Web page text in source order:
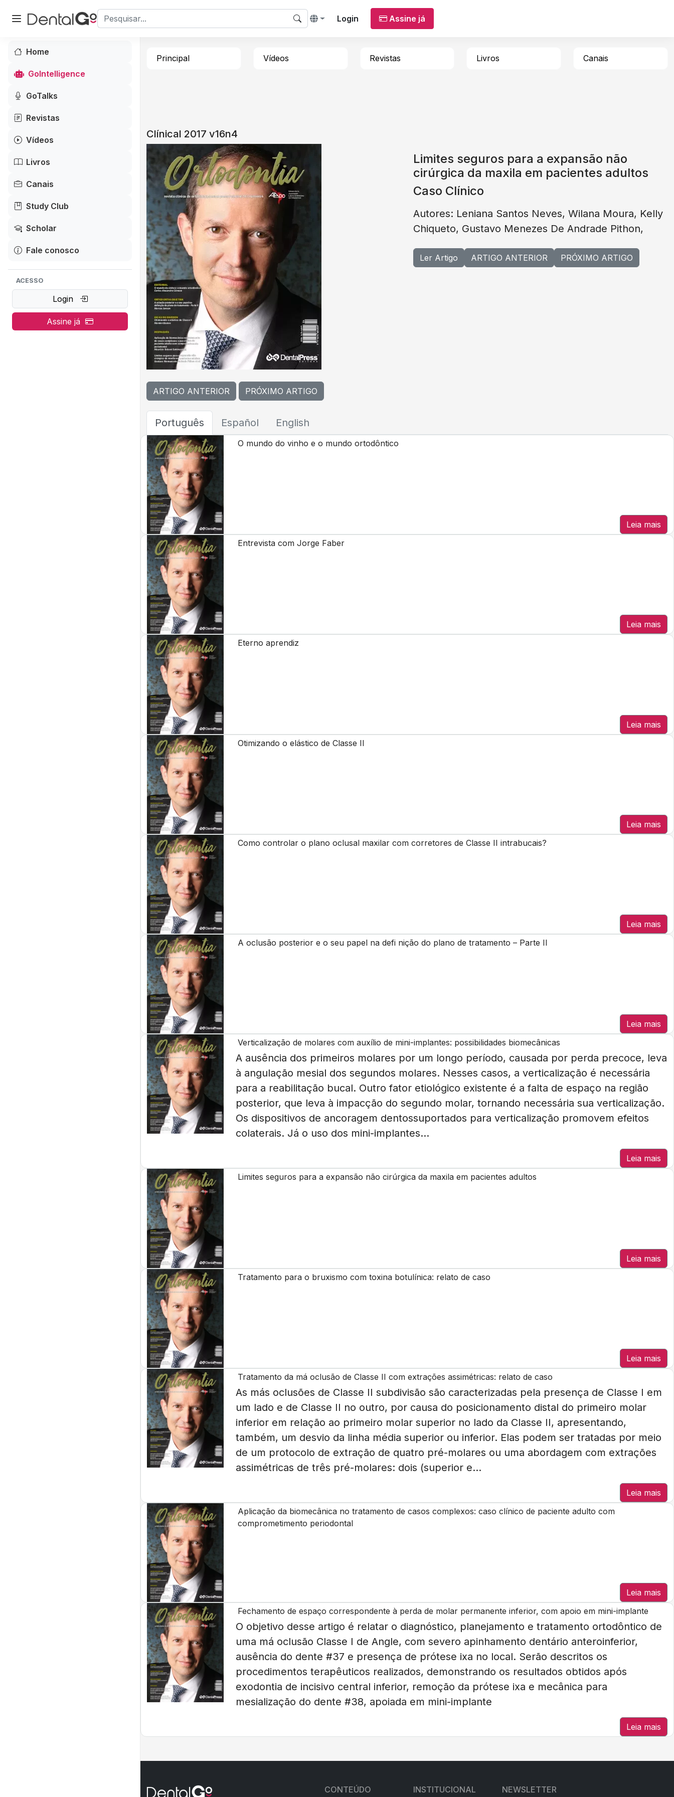
Home
GoIntelligence
GoTalks
Revistas
Vídeos
Livros
Canais
Study Club
Scholar
Fale conosco
ACESSO
Login
Assine já
Login Assine já
Principal Vídeos Revistas Livros Canais
Clínical 2017 v16n4
ARTIGO ANTERIOR PRÓXIMO ARTIGO
Limites seguros para a expansão não
cirúrgica da maxila em pacientes adultos
Caso Clínico
Autores: Leniana Santos Neves, Wilana Moura, Kelly
Chiqueto, Gustavo Menezes De Andrade Pithon,
Ler Artigo ARTIGO ANTERIOR PRÓXIMO ARTIGO
Português Español English
O mundo do vinho e o mundo ortodôntico
Leia mais
Entrevista com Jorge Faber
Leia mais
Eterno aprendiz
Leia mais
Otimizando o elástico de Classe II
Leia mais
Como controlar o plano oclusal maxilar com corretores de Classe II intrabucais?
Leia mais
A oclusão posterior e o seu papel na defi nição do plano de tratamento – Parte II
Leia mais
Verticalização de molares com auxílio de mini-implantes: possibilidades biomecânicas
A ausência dos primeiros molares por um longo período, causada por perda precoce, leva
à angulação mesial dos segundos molares. Nesses casos, a verticalização é necessária
para a reabilitação bucal. Outro fator etiológico existente é a falta de espaço na região
posterior, que leva à impacção do segundo molar, tornando necessária sua verticalização.
Os dispositivos de ancoragem dentossuportados para verticalização promovem efeitos
colaterais. Já o uso dos mini-implantes...
Leia mais
Limites seguros para a expansão não cirúrgica da maxila em pacientes adultos
Leia mais
Tratamento para o bruxismo com toxina botulínica: relato de caso
Leia mais
Tratamento da má oclusão de Classe II com extrações assimétricas: relato de caso
As más oclusões de Classe II subdivisão são caracterizadas pela presença de Classe I em
um lado e de Classe II no outro, por causa do posicionamento distal do primeiro molar
inferior em relação ao primeiro molar superior no lado da Classe II, apresentando,
também, um desvio da linha média superior ou inferior. Elas podem ser tratadas por meio
de um protocolo de extração de quatro pré-molares ou uma abordagem com extrações
assimétricas de três pré-molares: dois (superior e...
Leia mais
Aplicação da biomecânica no tratamento de casos complexos: caso clínico de paciente adulto com
comprometimento periodontal
Leia mais
Fechamento de espaço correspondente à perda de molar permanente inferior, com apoio em mini-implante
O objetivo desse artigo é relatar o diagnóstico, planejamento e tratamento ortodôntico de
uma má oclusão Classe I de Angle, com severo apinhamento dentário anteroinferior,
ausência do dente #37 e presença de prótese ixa no local. Serão descritos os
procedimentos terapêuticos realizados, demonstrando os resultados obtidos após
exodontia de incisivo central inferior, remoção da prótese ixa e mecânica para
mesialização do dente #38, apoiada em mini-implante
Leia mais
CONTEÚDO INSTITUCIONAL NEWSLETTER